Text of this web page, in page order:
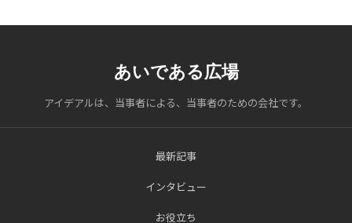
あいである広場
アイデアルは、当事者による、当事者のための会社です。
最新記事
インタビュー
お役立ち